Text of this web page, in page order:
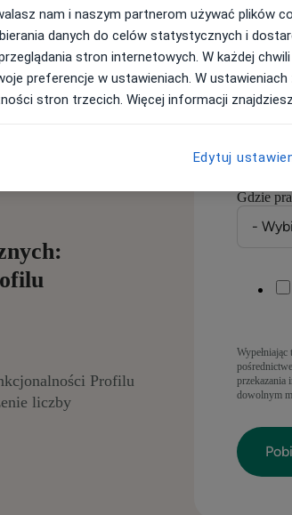
diagnostyczne
Numer
Podaj
Gdzie
przekazania
dowolnym
Profilu
liczby
nam i naszym partnerom używać plików
danych do celów statystycznych i
stron internetowych. W każdej
preferencje w ustawieniach. W ustawieniach
stron trzecich. Więcej informacji
Edytuj